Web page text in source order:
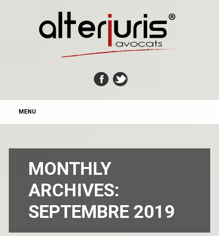
MAIN MENU
MENU
MONTHLY
ARCHIVES:
SEPTEMBRE 2019